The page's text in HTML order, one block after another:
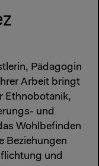
Pädagogin
Arbeit bringt
Ethnobotanik,
und
Wohlbefinden
Beziehungen
und